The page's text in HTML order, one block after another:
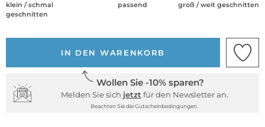
klein / schmal
geschnitten
passend groß / weit geschnitten
IN DEN WARENKORB
Wollen Sie -10% sparen?
Melden Sie sich jetzt für den Newsletter an.
Beachten Sie die Gutscheinbedingungen.